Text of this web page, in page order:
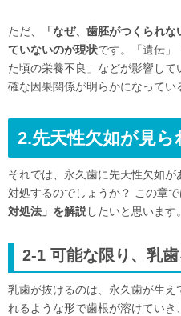
ただ、
「なぜ、歯胚がつくられ
ていないのが現状です。「遺伝」
た頃の栄養不良」などが影響し
確な因果関係が明らかになってい
2.先天性欠如が見
それでは、永久歯に先天性欠如
対処するのでしょうか？ この章で
対処法」を解説したいと思います。
2-1 可能な限り、乳歯
乳歯が抜けるのは、永久歯が生え
れるような形で歯根が溶けていき